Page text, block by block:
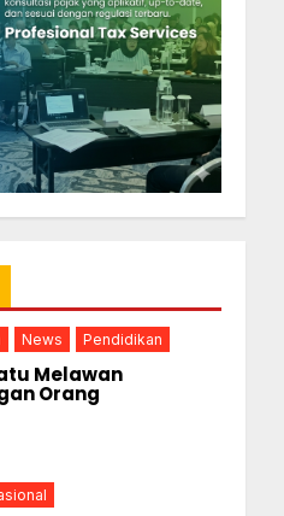
News Pendidikan
Melawan
Orang